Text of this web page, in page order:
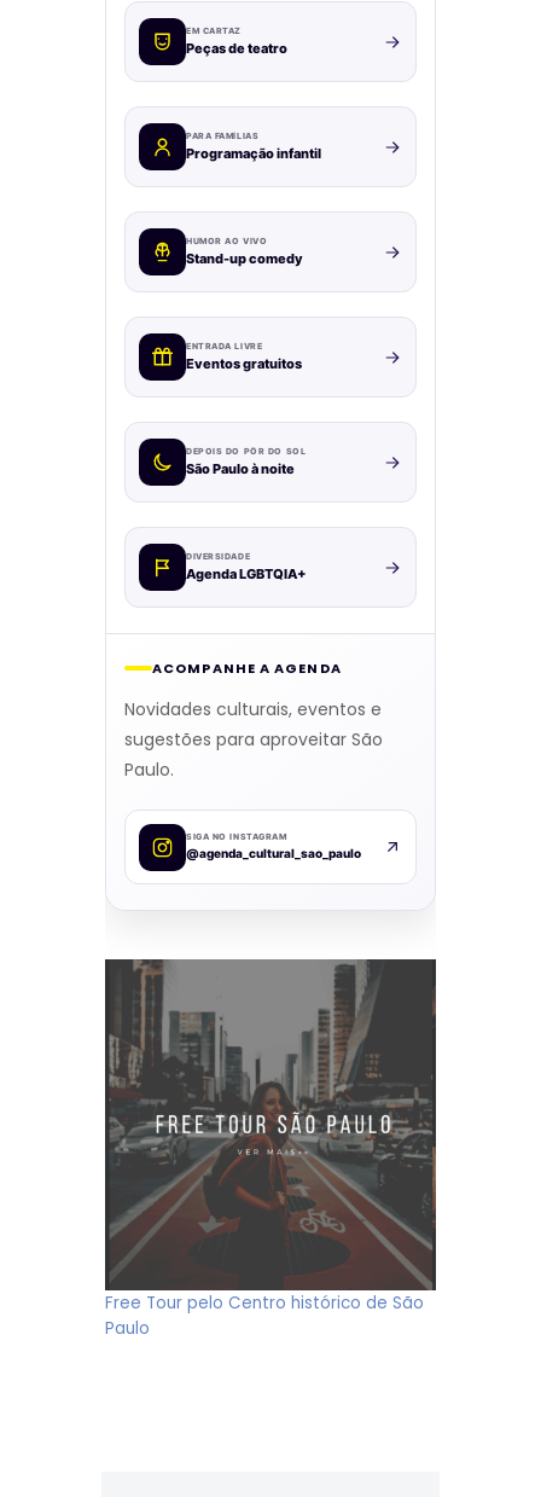
EM CARTAZ
Peças de teatro
PARA FAMÍLIAS
Programação infantil
HUMOR AO VIVO
Stand-up comedy
ENTRADA LIVRE
Eventos gratuitos
DEPOIS DO PÔR DO SOL
São Paulo à noite
DIVERSIDADE
Agenda LGBTQIA+
ACOMPANHE A AGENDA
Novidades culturais, eventos e
sugestões para aproveitar São
Paulo.
SIGA NO INSTAGRAM
@agenda_cultural_sao_paulo
Free Tour pelo Centro histórico de São
Paulo